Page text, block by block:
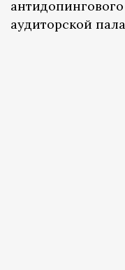
аудиторской